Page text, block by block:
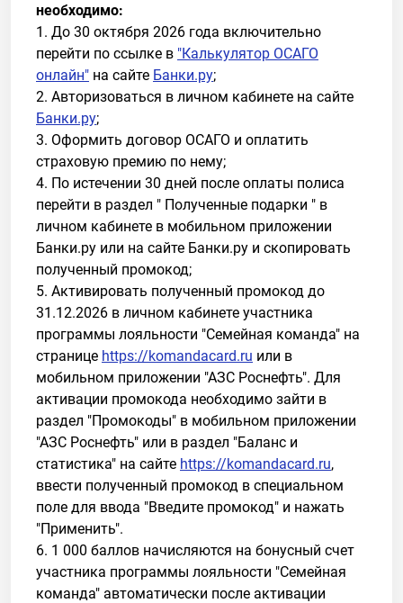
необходимо:
1. До 30 октября 2026 года включительно
перейти по ссылке в "Калькулятор ОСАГО
онлайн" на сайте Банки.ру;
2. Авторизоваться в личном кабинете на сайте
Банки.ру;
3. Оформить договор ОСАГО и оплатить
страховую премию по нему;
4. По истечении 30 дней после оплаты полиса
перейти в раздел " Полученные подарки " в
личном кабинете в мобильном приложении
Банки.ру или на сайте Банки.ру и скопировать
полученный промокод;
5. Активировать полученный промокод до
31.12.2026 в личном кабинете участника
программы лояльности "Семейная команда" на
странице https://komandacard.ru или в
мобильном приложении "АЗС Роснефть". Для
активации промокода необходимо зайти в
раздел "Промокоды" в мобильном приложении
"АЗС Роснефть" или в раздел "Баланс и
статистика" на сайте https://komandacard.ru,
ввести полученный промокод в специальном
поле для ввода "Введите промокод" и нажать
"Применить".
6. 1 000 баллов начисляются на бонусный счет
участника программы лояльности "Семейная
команда" автоматически после активации